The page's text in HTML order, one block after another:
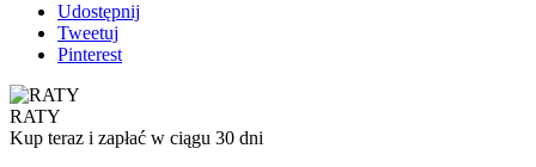
Udostępnij
Tweetuj
Pinterest
RATY
Kup teraz i zapłać w ciągu 30 dni